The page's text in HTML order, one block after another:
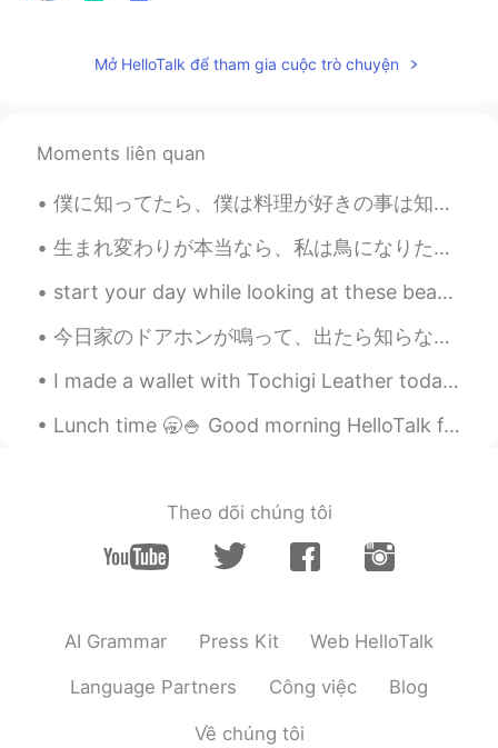
くなるでしょね。
JP EN
Mở HelloTalk để tham gia cuộc trò chuyện
Moments liên quan
僕に知ってたら、僕は料理が好きの事は知ってる。😜それ上にビンテージやアンティークな物の興味がある。 Thrift storeと言う店にこの小さい銅フライパンを見つけた。😍Thrift sto...
生まれ変わりが本当なら、私は鳥になりたいと思います。鳥のように旅行したいから。でも、たぶん、鳥には、人間に違って、旅行はあまり楽しくない。💁🏻‍♀️🦅 この写真はイギリスの「Bath」と言う街...
start your day while looking at these beautiful flowers. don't pluck them because you are simply...
今日家のドアホンが鳴って、出たら知らない若い二人の日本人がいて「となりに引っ越してきた○○です。挨拶しに来ました、よろしくお願いします。 つまらないものですが、よかったらどうぞ！」と言われて何か...
I made a wallet with Tochigi Leather today. over time and with use, it will get a nice patina lik...
Lunch time 🥱🍚 Good morning HelloTalk friends 🙋‍♀️ Send me a message if you are free to chat 😇 i...
Theo dõi chúng tôi
AI Grammar Press Kit Web HelloTalk
Language Partners Công việc Blog
Về chúng tôi